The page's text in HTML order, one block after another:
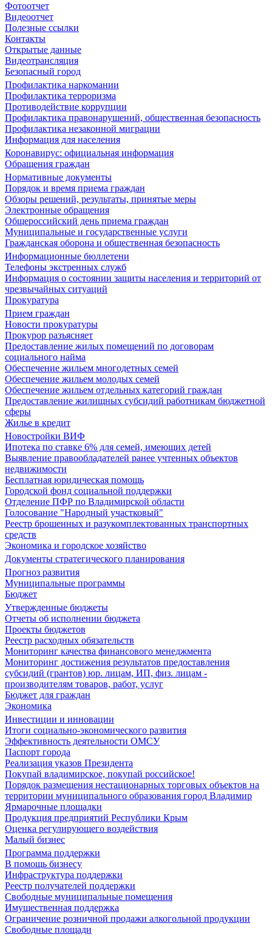
Фотоотчет
Видеоотчет
Полезные ссылки
Контакты
Открытые данные
Видеотрансляция
Безопасный город
Профилактика наркомании
Профилактика терроризма
Противодействие коррупции
Профилактика правонарушений, общественная безопасность
Профилактика незаконной миграции
Информация для населения
Коронавирус: официальная информация
Обращения граждан
Нормативные документы
Порядок и время приема граждан
Обзоры решений, результаты, принятые меры
Электронные обращения
Общероссийский день приема граждан
Муниципальные и государственные услуги
Гражданская оборона и общественная безопасность
Информационные бюллетени
Телефоны экстренных служб
Информация о состоянии защиты населения и территорий от
чрезвычайных ситуаций
Прокуратура
Прием граждан
Новости прокуратуры
Прокурор разъясняет
Предоставление жилых помещений по договорам
социального найма
Обеспечение жильем многодетных семей
Обеспечение жильем молодых семей
Обеспечение жильем отдельных категорий граждан
Предоставление жилищных субсидий работникам бюджетной
сферы
Жилье в кредит
Новостройки ВИФ
Ипотека по ставке 6% для семей, имеющих детей
Выявление правообладателей ранее учтенных объектов
недвижимости
Бесплатная юридическая помощь
Городской фонд социальной поддержки
Отделение ПФР по Владимирской области
Голосование "Народный участковый"
Реестр брошенных и разукомплектованных транспортных
средств
Экономика и городское хозяйство
Документы стратегического планирования
Прогноз развития
Муниципальные программы
Бюджет
Утвержденные бюджеты
Отчеты об исполнении бюджета
Проекты бюджетов
Реестр расходных обязательств
Мониторинг качества финансового менеджмента
Мониторинг достижения результатов предоставления
субсидий (грантов) юр. лицам, ИП, физ. лицам -
производителям товаров, работ, услуг
Бюджет для граждан
Экономика
Инвестиции и инновации
Итоги социально-экономического развития
Эффективность деятельности ОМСУ
Паспорт города
Реализация указов Президента
Покупай владимирское, покупай российское!
Порядок размещения нестационарных торговых объектов на
территории муниципального образования город Владимир
Ярмарочные площадки
Продукция предприятий Республики Крым
Оценка регулирующего воздействия
Малый бизнес
Программа поддержки
В помощь бизнесу
Инфраструктура поддержки
Реестр получателей поддержки
Свободные муниципальные помещения
Имущественная поддержка
Ограничение розничной продажи алкогольной продукции
Свободные площади